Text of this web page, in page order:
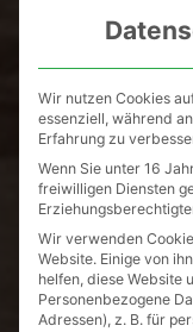
Wir nutzen Cookies
essenziell, während
Erfahrung zu
Wenn Sie unter 16
freiwilligen Diensten
Wir verwenden
Website. Einige von
helfen, diese Website
Personenbezogene
Adressen), z. B. für